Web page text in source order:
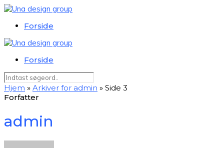
Forside
Forside
Hjem » Arkiver for admin » Side 3
Forfatter
admin